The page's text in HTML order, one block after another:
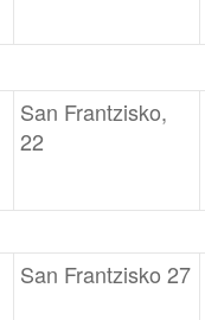
San Frantzisko,
22
San Frantzisko 27